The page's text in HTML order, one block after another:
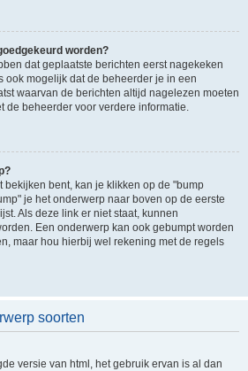
worden?
dat geplaatste berichten eerst nagekeken
ook mogelijk dat de beheerder je in een
waarvan de berichten altijd nagelezen moeten
de beheerder voor verdere informatie.
bent, kan je klikken op de "bump
je het onderwerp naar boven op de eerste
Als deze link er niet staat, kunnen
Een onderwerp kan ook gebumpt worden
maar hou hierbij wel rekening met de regels
soorten
versie van html, het gebruik ervan is al dan